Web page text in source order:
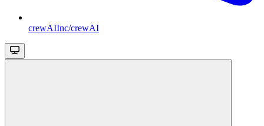
crewAIInc/crewAI